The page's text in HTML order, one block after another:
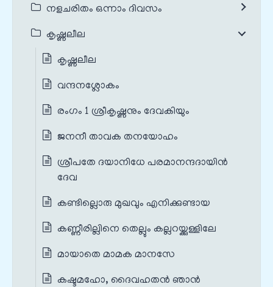
നളചരിതം ഒന്നാം ദിവസം
കൃഷ്ണലീല
കൃഷ്ണലീല
വന്ദനശ്ലോകം
രംഗം 1 ശ്രീകൃഷ്ണനും ദേവകിയും
ജനനീ താവക തനയോഹം
ശ്രീപതേ ദയാനിധേ പരമാനന്ദദായിന്‍
ദേവ
കണ്ടില്ലൊരു മുഖവും എനിക്കുണ്ടായ
കണ്ണീരില്ലിനെ തെല്ലും കല്ലറയ്ക്കുള്ളിലേ
മായാതെ മാമക മാനസേ
കഷ്ടമഹോ, ദൈവഹതൻ ഞാൻ